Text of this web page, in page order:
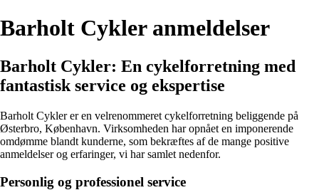
Barholt Cykler anmeldelser
Barholt Cykler: En cykelforretning med
fantastisk service og ekspertise
Barholt Cykler er en velrenommeret cykelforretning beliggende på
Østerbro, København. Virksomheden har opnået en imponerende
omdømme blandt kunderne, som bekræftes af de mange positive
anmeldelser og erfaringer, vi har samlet nedenfor.
Personlig og professionel service